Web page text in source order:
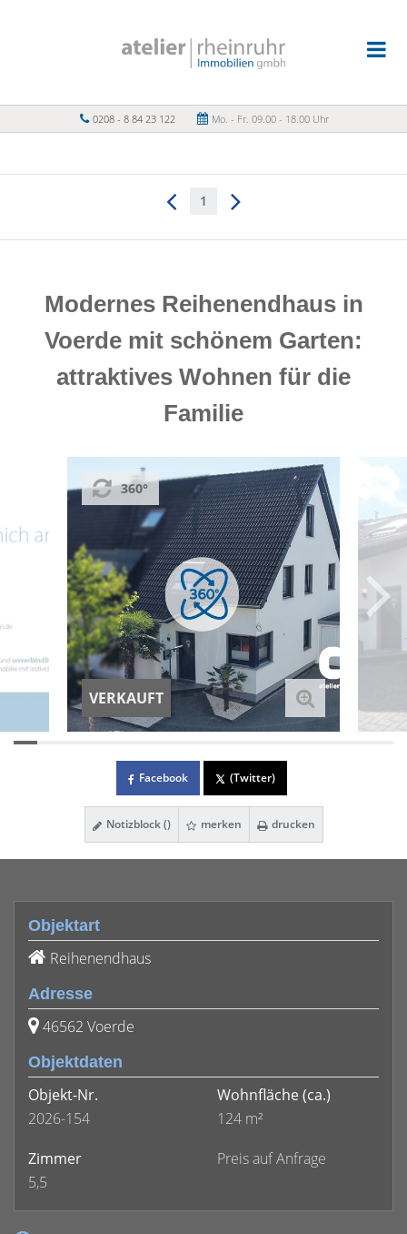
0208 - 8 84 23 122 Mo. - Fr. 09.00 - 18.00 Uhr
1
Modernes Reihenendhaus in
Voerde mit schönem Garten:
attraktives Wohnen für die
Familie
VERKAUFT
360°
Facebook (Twitter)
Notizblock () merken drucken
Objektart
Reihenendhaus
Adresse
46562 Voerde
Objektdaten
Objekt-Nr.
2026-154
Wohnfläche (ca.)
124 m²
Zimmer
5,5
Preis auf Anfrage